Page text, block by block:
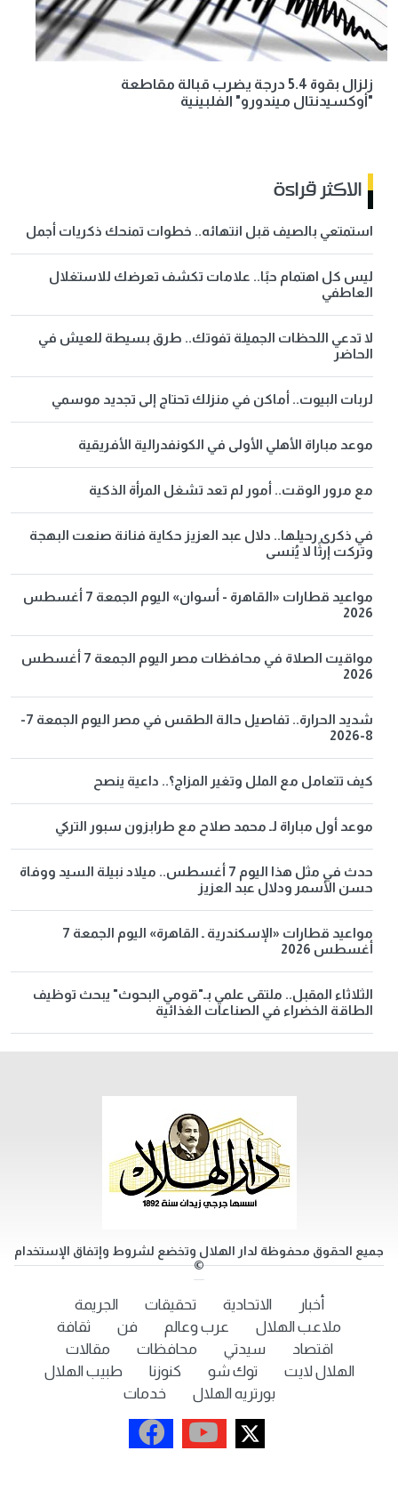
زلزال بقوة 5.4 درجة يضرب قبالة مقاطعة
"أوكسيدنتال ميندورو" الفلبينية
الاكثر قراءة
استمتعي بالصيف قبل انتهائه.. خطوات تمنحك ذكريات أجمل
ليس كل اهتمام حبًا.. علامات تكشف تعرضك للاستغلال
العاطفي
لا تدعي اللحظات الجميلة تفوتك.. طرق بسيطة للعيش في
الحاضر
لربات البيوت.. أماكن في منزلك تحتاج إلى تجديد موسمي
موعد مباراة الأهلي الأولى في الكونفدرالية الأفريقية
مع مرور الوقت.. أمور لم تعد تشغل المرأة الذكية
في ذكرى رحيلها.. دلال عبد العزيز حكاية فنانة صنعت البهجة
وتركت إرثًا لا يُنسى
مواعيد قطارات «القاهرة - أسوان» اليوم الجمعة 7 أغسطس
2026
مواقيت الصلاة في محافظات مصر اليوم الجمعة 7 أغسطس
2026
شديد الحرارة.. تفاصيل حالة الطقس في مصر اليوم الجمعة 7-
8-2026
كيف تتعامل مع الملل وتغير المزاج؟.. داعية ينصح
موعد أول مباراة لـ محمد صلاح مع طرابزون سبور التركي
حدث في مثل هذا اليوم 7 أغسطس.. ميلاد نبيلة السيد ووفاة
حسن الأسمر ودلال عبد العزيز
مواعيد قطارات «الإسكندرية ـ القاهرة» اليوم الجمعة 7
أغسطس 2026
الثلاثاء المقبل.. ملتقى علمي بـ"قومي البحوث" يبحث توظيف
الطاقة الخضراء في الصناعات الغذائية
جميع الحقوق محفوظة لدار الهلال وتخضع لشروط وإتفاق الإستخدام
©
أخبار الاتحادية تحقيقات
الجريمة
ملاعب الهلال
عرب وعالم فن
ثقافة
اقتصاد
سيدتي محافظات
مقالات
الهلال لايت
توك شو كنوزنا
طبيب الهلال
بورتريه الهلال
خدمات